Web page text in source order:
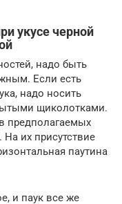
укусе черной
надо быть
Если есть
надо носить
щиколотками.
предполагаемых
их присутствие
паутина
и паук все же